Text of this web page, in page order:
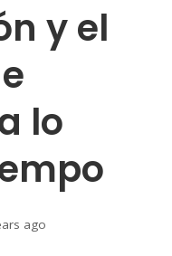
y el
lo
ago